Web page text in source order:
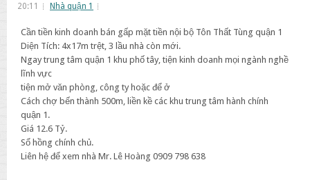
20:11 Nhà quận 1
Cần tiền kinh doanh bán gấp mặt tiền nội bộ Tôn Thất Tùng quận 1
Diện Tích: 4x17m trệt, 3 lầu nhà còn mới.
Ngay trung tâm quận 1 khu phố tây, tiện kinh doanh mọi ngành nghề
lĩnh vực
tiện mở văn phòng, công ty hoặc để ở
Cách chợ bến thành 500m, liền kề các khu trung tâm hành chính
quận 1.
Giá 12.6 Tỷ.
Sổ hồng chính chủ.
Liên hệ để xem nhà Mr. Lê Hoàng 0909 798 638